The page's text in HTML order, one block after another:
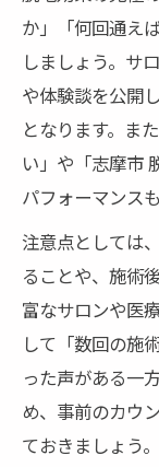
か」「何回通え
しましょう。サ
や体験談を公開
となります。ま
い」や「志摩市
パフォーマンス
注意点としては
ることや、施術
富なサロンや医
して「数回の施
った声がある一
め、事前のカウ
ておきましょう。